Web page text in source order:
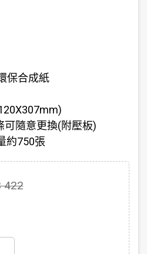
保合成紙
可隨意更換(附壓板)
約750張
422